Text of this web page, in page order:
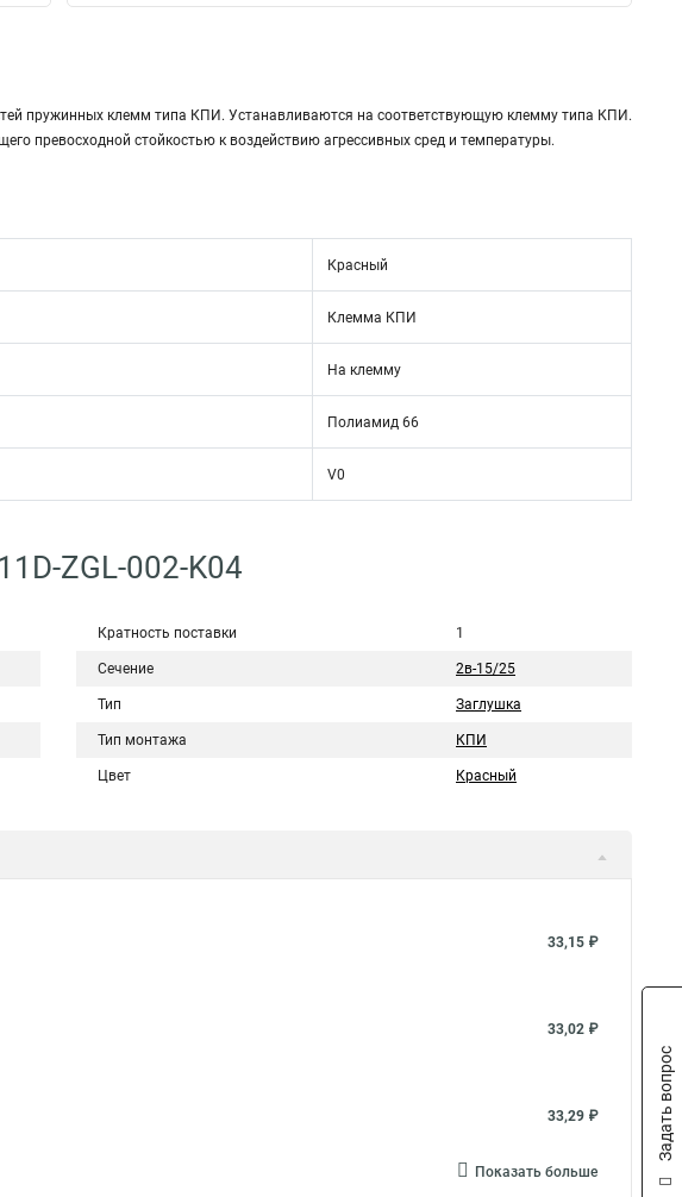
пружинных клемм типа КПИ. Устанавливаются на соответствующую клемму типа КПИ.
превосходной стойкостью к воздействию агрессивных сред и температуры.
Красный
Клемма КПИ
На клемму
Полиамид 66
V0
ZGL-002-K04
Кратность поставки 1
Сечение 2в-15/25
Тип Заглушка
Тип монтажа КПИ
Цвет Красный
33,15 ₽
33,02 ₽
33,29 ₽
Показать больше
Задать вопрос